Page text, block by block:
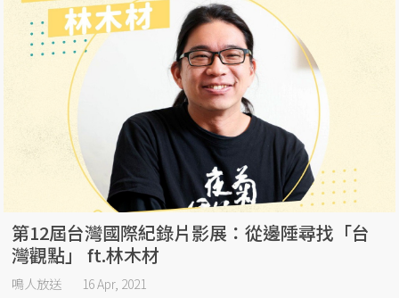
第12屆台灣國際紀錄片影展：從邊陲尋找「台
灣觀點」 ft.林木材
鳴人放送 16 Apr, 2021